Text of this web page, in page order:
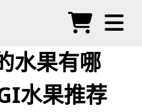
问题
博客
水果有哪
水果推荐